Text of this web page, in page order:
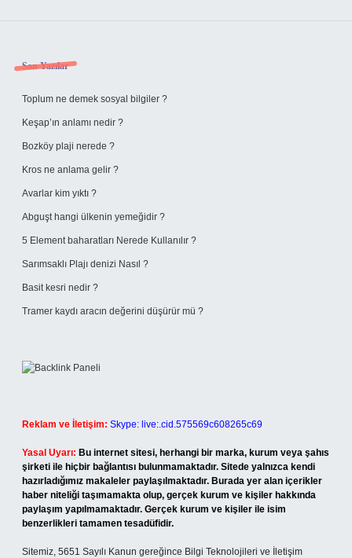
Sidebar
Son Yazılar
Toplum ne demek sosyal bilgiler ?
Keşap’ın anlamı nedir ?
Bozköy plaji nerede ?
Kros ne anlama gelir ?
Avarlar kim yıktı ?
Abguşt hangi ülkenin yemeğidir ?
5 Element baharatları Nerede Kullanılır ?
Sarımsaklı Plajı denizi Nasıl ?
Basit kesri nedir ?
Tramer kaydı aracın değerini düşürür mü ?
Reklam ve İletişim: Skype: live:.cid.575569c608265c69
Yasal Uyarı: Bu internet sitesi, herhangi bir marka, kurum veya şahıs
şirketi ile hiçbir bağlantısı bulunmamaktadır. Sitede yalnızca kendi
hazırladığımız makaleler paylaşılmaktadır. Burada yer alan içerikler
haber niteliği taşımamakta olup, gerçek kurum ve kişiler hakkında
paylaşım yapılmamaktadır. Gerçek kurum ve kişiler ile isim
benzerlikleri tamamen tesadüfidir.
Sitemiz, 5651 Sayılı Kanun gereğince Bilgi Teknolojileri ve İletişim